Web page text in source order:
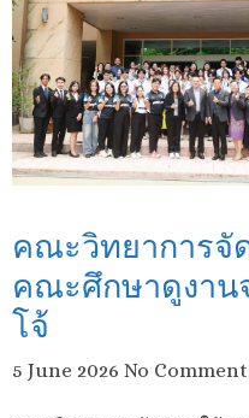
คณะวิทยาการจั
คณะศึกษาดูงาน
โจ้
5 June 2026 No